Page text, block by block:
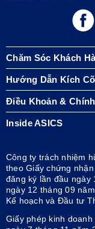
Chăm Sóc Khách
Hướng Dẫn Kích
Điều Khoản &
Inside ASICS
Công ty trách nhiệm
theo Giấy chứng
đăng ký lần đầu ngày
ngày 12 tháng 09
Kế hoạch và Đầu tư
Giấy phép kinh